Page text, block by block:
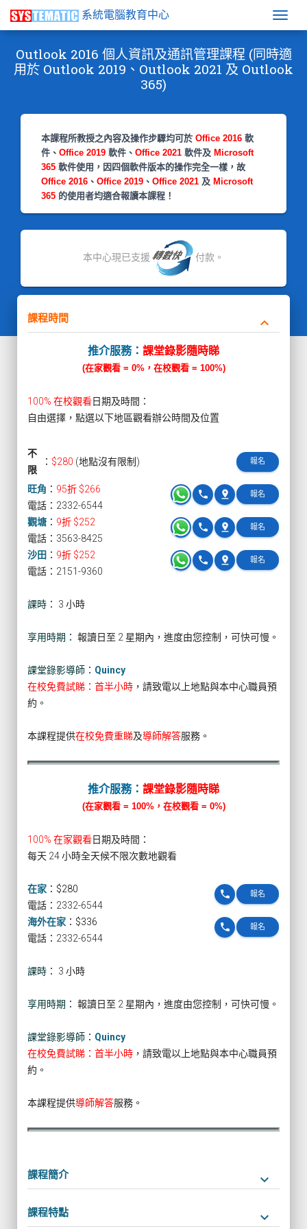
系統電腦教育中心
Outlook 2016 個人資訊及通訊管理課程 (同時適
用於 Outlook 2019、Outlook 2021 及 Outlook
365)
本課程所教授之內容及操作步驟均可於 Office 2016 軟
件、 Office 2019 軟件、 Office 2021 軟件及 Microsoft
365 軟件使用，因四個軟件版本的操作完全一樣，故
Office 2016 、 Office 2019 、 Office 2021 及 Microsoft
365 的使用者均適合報讀本課程！
本中心現已支援 付款。
課程時間 keyboard_arrow_down
推介服務： 課堂錄影隨時睇
(在家觀看 = 0%，在校觀看 = 100%)
100% 在校觀看日期及時間：
自由選擇，點選以下地區觀看辦公時間及位置
不
限
： $280 (地點沒有限制) 報名
旺角 ： 95折 $266 報名
pin_drop
phone
電話：2332-6544
觀塘 ： 9折 $252 報名
pin_drop
phone
電話：3563-8425
沙田 ： 9折 $252 報名
pin_drop
phone
電話：2151-9360
課時： 3 小時
享用時期： 報讀日至 2 星期內，進度由您控制，可快可慢。
課堂錄影導師： Quincy
在校免費試睇：首半小時 ，請致電以上地點與本中心職員預
約。
本課程提供在校免費重睇及導師解答服務。
推介服務： 課堂錄影隨時睇
(在家觀看 = 100%，在校觀看 = 0%)
100% 在家觀看日期及時間：
每天 24 小時全天候不限次數地觀看
在家 ： $280 報名
phone
電話：2332-6544
海外在家 ： $336 報名
phone
電話：2332-6544
課時： 3 小時
享用時期： 報讀日至 2 星期內，進度由您控制，可快可慢。
課堂錄影導師： Quincy
在校免費試睇：首半小時 ，請致電以上地點與本中心職員預
約。
本課程提供導師解答服務。
課程簡介 keyboard_arrow_down
課程特點 keyboard_arrow_down